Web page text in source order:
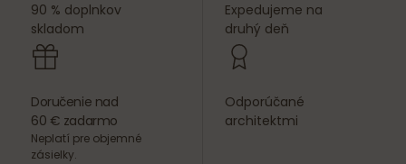
90 % doplnkov
skladom
Expedujeme na
druhý deň
Doručenie nad
60 € zadarmo
Neplatí pre objemné
zásielky.
Odporúčané
architektmi